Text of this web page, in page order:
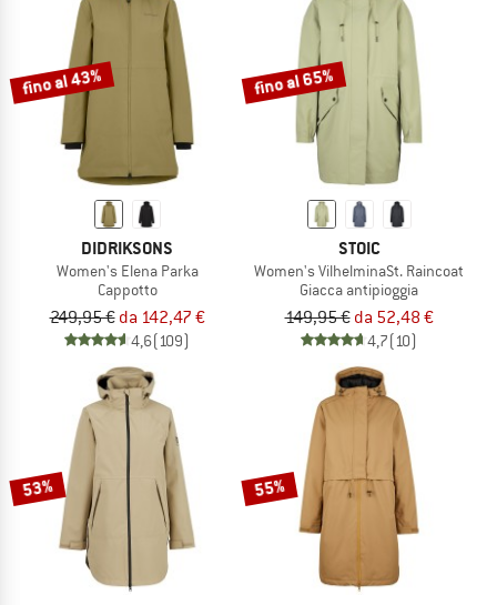
fino al 43%
DIDRIKSONS
Women's Elena Parka
Cappotto
249,95 € da 142,47 €
4,6(109)
fino al 65%
STOIC
Women's VilhelminaSt. Raincoat
Giacca antipioggia
149,95 € da 52,48 €
4,7(10)
53% 55%